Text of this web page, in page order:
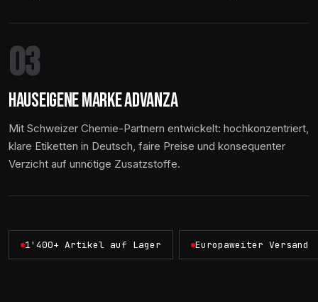
03
HAUSEIGENE MARKE ADVANZA
Mit Schweizer Chemie-Partnern entwickelt: hochkonzentriert,
klare Etiketten in Deutsch, faire Preise und konsequenter
Verzicht auf unnötige Zusatzstoffe.
1'400+ Artikel auf Lager Europaweiter Versand